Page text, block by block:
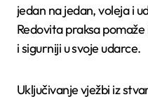
jedan na jedan, voleja i
Redovita praksa
i sigurniji u svoje udarce.
Uključivanje vježbi iz